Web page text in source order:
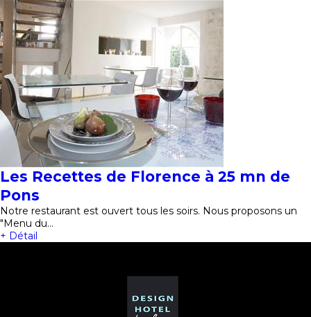
Les Recettes de Florence à 25 mn de
Pons
Notre restaurant est ouvert tous les soirs. Nous proposons un
"Menu du…
+ Détail